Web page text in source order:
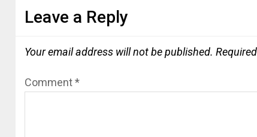
Leave a Reply
Your email address will not be published.
Comment*